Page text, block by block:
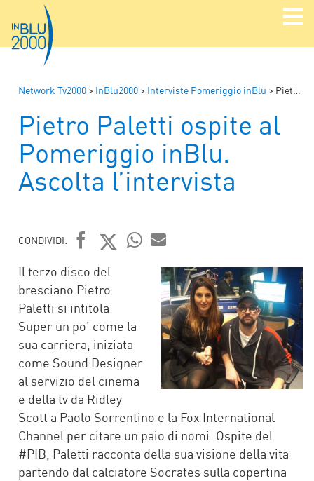
Network Tv2000 > InBlu2000 > Interviste Pomeriggio inBlu > Pietro Paletti ospite al Pomeriggio inBlu. Ascolta l’intervista
Pietro Paletti ospite al
Pomeriggio inBlu.
Ascolta l’intervista
CONDIVIDI:
FACEBOOK
TWITTER
WHATSAPP
MAIL
Il terzo disco del
bresciano Pietro
Paletti si intitola
Super un po’ come la
sua carriera, iniziata
come Sound Designer
al servizio del cinema
e della tv da Ridley
Scott a Paolo Sorrentino e la Fox International
Channel per citare un paio di nomi. Ospite del
#PIB, Paletti racconta della sua visione della vita
partendo dal calciatore Socrates sulla copertina